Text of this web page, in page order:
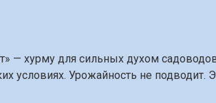
— хурму для сильных духом
условиях. Урожайность не подводит.